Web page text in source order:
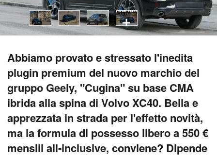
vedi tutti
Abbiamo provato e stressato l'inedita
plugin premium del nuovo marchio del
gruppo Geely, "Cugina" su base CMA
ibrida alla spina di Volvo XC40. Bella e
apprezzata in strada per l'effetto novità,
ma la formula di possesso libero a 550 €
mensili all-inclusive, conviene? Dipende